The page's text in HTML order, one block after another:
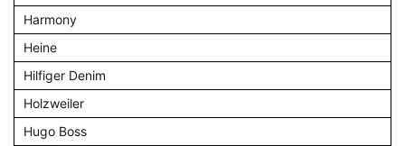
Harmony
Heine
Hilfiger Denim
Holzweiler
Hugo Boss